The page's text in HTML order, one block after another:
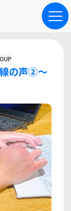
の声②～